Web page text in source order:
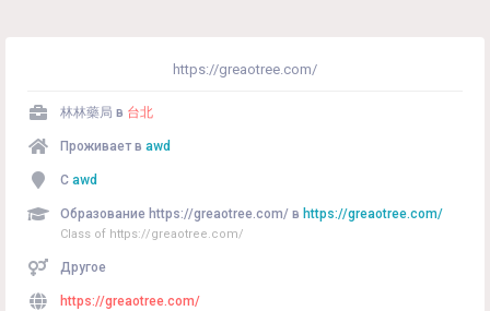
https://greaotree.com/
林林藥局 в 台北
Проживает в awd
С awd
Образование https://greaotree.com/ в https://greaotree.com/
Class of https://greaotree.com/
Другое
https://greaotree.com/